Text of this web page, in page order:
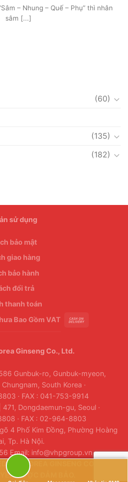
– Nhung – Quế – Phụ” thì nhân
sâm [...]
(60)
(135)
(182)
sử dụng
bảo mật
giao hàng
bảo hành
đổi trả
thanh toán
Bao Gồm VAT
Ginseng Co., Ltd.
Gunbuk-ro, Gunbuk-myeon,
South Korea ·
· FAX : 041-753-9914
471, Dongdaemun-gu, Seoul ·
· FAX : 02-964-8803
4 Phố Kim Đồng, Phường Hoàng
Tp. Hà Nội.
Email: info@vhpgroup.vn
KOREA GINSENG CO., LTD.
ĐƯỢC ĐẢM BẢO.